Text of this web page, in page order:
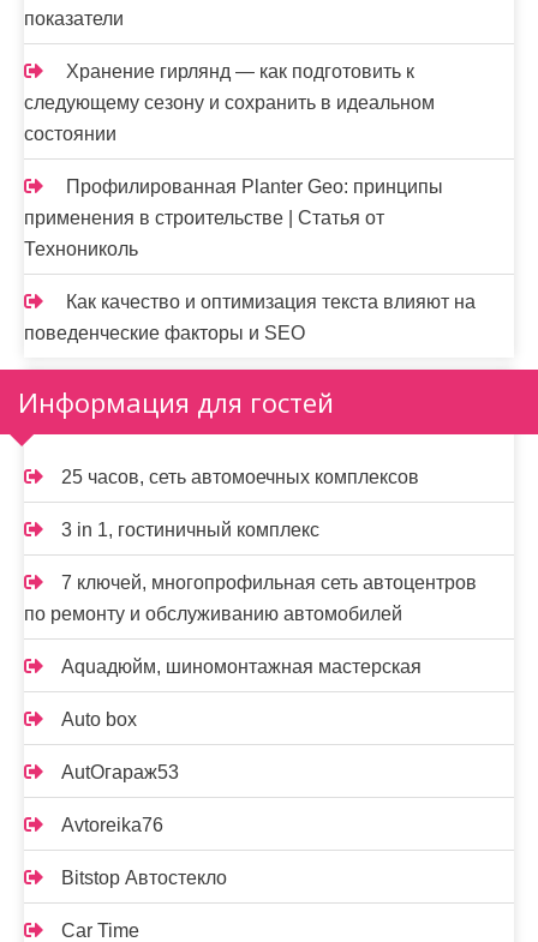
показатели
Хранение гирлянд — как подготовить к
следующему сезону и сохранить в идеальном
состоянии
Профилированная Planter Geo: принципы
применения в строительстве | Статья от
Технониколь
Как качество и оптимизация текста влияют на
поведенческие факторы и SEO
Информация для гостей
25 часов, сеть автомоечных комплексов
3 in 1, гостиничный комплекс
7 ключей, многопрофильная сеть автоцентров
по ремонту и обслуживанию автомобилей
Aquaдюйм, шиномонтажная мастерская
Auto box
AutOгараж53
Avtoreika76
Bitstop Автостекло
Car Time